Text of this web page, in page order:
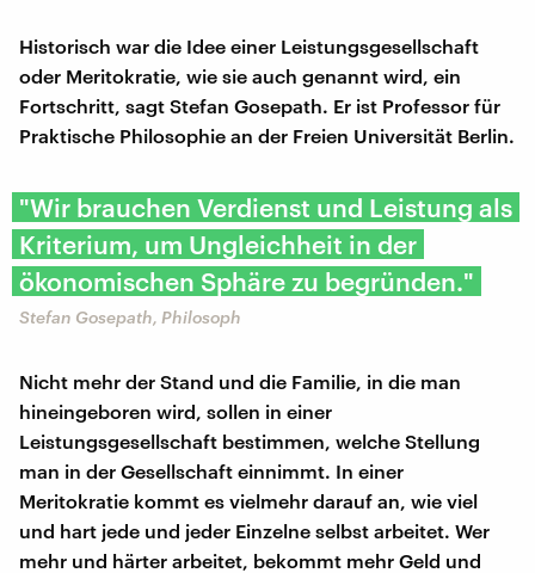
Historisch war die Idee einer Leistungsgesellschaft
oder Meritokratie, wie sie auch genannt wird, ein
Fortschritt, sagt Stefan Gosepath. Er ist Professor für
Praktische Philosophie an der Freien Universität Berlin.
"Wir brauchen Verdienst und Leistung als
Kriterium, um Ungleichheit in der
ökonomischen Sphäre zu begründen."
Stefan Gosepath, Philosoph
Nicht mehr der Stand und die Familie, in die man
hineingeboren wird, sollen in einer
Leistungsgesellschaft bestimmen, welche Stellung
man in der Gesellschaft einnimmt. In einer
Meritokratie kommt es vielmehr darauf an, wie viel
und hart jede und jeder Einzelne selbst arbeitet. Wer
mehr und härter arbeitet, bekommt mehr Geld und